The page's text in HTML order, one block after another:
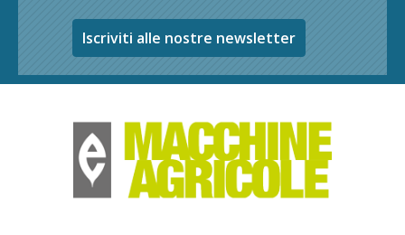
Iscriviti alle nostre newsletter